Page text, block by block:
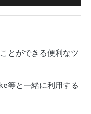
とができる便利なツ
等と一緒に利用する